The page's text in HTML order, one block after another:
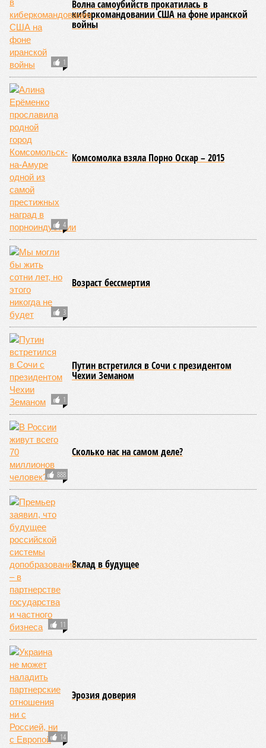
КОММЕНТАРИИ
Новости smi2.ru
Версия //Общество
крутой нрав – когда покажет снова?
Земля уже не раз показывала человечеству свой крутой
нрав – когда покажет снова?
Последние времена
Земля уже не раз показывала человечеству свой крутой нрав – когда
Природа постоянно вступает в противоречие с нами. Ведь пока
она стремится всё на планете держать в балансе, человечество
не особенно церемонится с окружающей средой. Самые
массовые катастрофы в прошлом – какими они были? Какие
ждут нас со дня на день и чем грозят?
Рассказ Стивена Кинга
последствия очередного апокалипсиса, искусственно
вызванного группой биологов, называется «Конец всей
этой мерзости». В реальной жизни участия пытливых
исследователей в организации конца света может не
понадобиться: природа сама разберётся, как и где
уменьшить масштабы человеческой популяции.
(фото: en.wikipedia.org)
Да, наша любимая маленькая планета может быть
единственной, где в пределах Солнечной системы есть
полноценная жизнь, но Земля также регулярно пытается
эту жизнь уничтожить. Так уж вышло, что внутренние
процессы на планете включают в себя всевозможные
геологические, метеорологические и физические явления,
которые для человека довольно опасны. Или попросту
смертельны. И вот несколько тому примеров.
Все стихии сразу
Около 100 лет назад в Поднебесной приключилось то, что
у нас назвали бы тридцатью тремя несчастьями. Страну
последовательно поразили: многолетняя засуха, страшный
паводок, невероятные ливни. Несколько миллионов
человек не пережили этот разгул стихий. Вот что тогда
приключилось.
Зима 1931 года выдалась в Китае чрезвычайно
продолжительной и суровой. Снега образовалось огромное
количество – казалось бы, хороший знак после периода
великой суши, продолжавшегося с 1928-го. Но всё
обратилось катастрофой. Снег растаял, устремился в реки,
начался небывалый паводок, быстро обернувшийся
страшным наводнением, которое обильные весенние ливни